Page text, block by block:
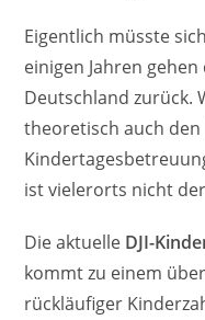
Eigentlich müsste
einigen Jahren
Deutschland zurück.
theoretisch auch
ist vielerorts nicht
Die aktuelle DJI-
kommt zu einem
rückläufiger